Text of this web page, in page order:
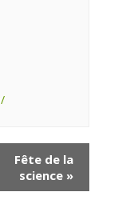
Fête de la
science »